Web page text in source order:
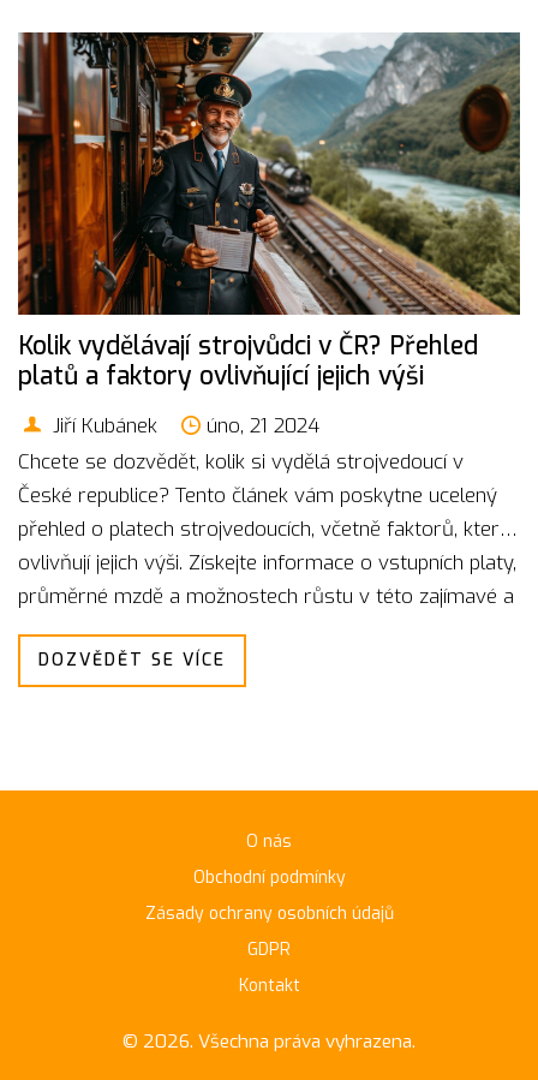
Kolik vydělávají strojvůdci v ČR? Přehled
platů a faktory ovlivňující jejich výši
Jiří Kubánek
úno, 21 2024
Chcete se dozvědět, kolik si vydělá strojvedoucí v
České republice? Tento článek vám poskytne ucelený
přehled o platech strojvedoucích, včetně faktorů, které
ovlivňují jejich výši. Získejte informace o vstupních platy,
průměrné mzdě a možnostech růstu v této zajímavé a
zodpovědné profesi.
DOZVĚDĚT SE VÍCE
O nás
Obchodní podmínky
Zásady ochrany osobních údajů
GDPR
Kontakt
© 2026. Všechna práva vyhrazena.